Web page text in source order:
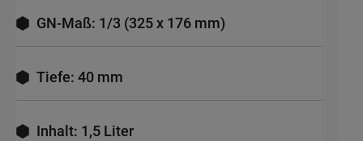
GN-Maß: 1/3 (325 x 176 mm)
Tiefe: 40 mm
Inhalt: 1,5 Liter